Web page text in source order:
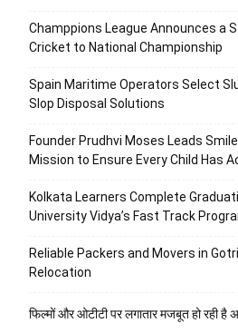
Champpions League Announces a
Cricket to National Championship
Spain Maritime Operators Select
Slop Disposal Solutions
Founder Prudhvi Moses Leads
Mission to Ensure Every Child Has
Kolkata Learners Complete
University Vidya’s Fast Track
Reliable Packers and Movers in
Relocation
फिल्मों और ओटीटी पर लगातार मजबूत हो रही है